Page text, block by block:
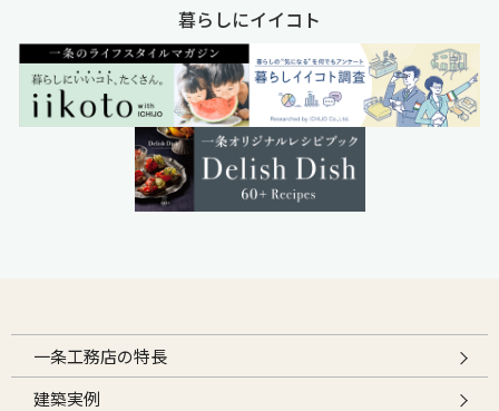
暮らしにイイコト
一条工務店の特長
建築実例